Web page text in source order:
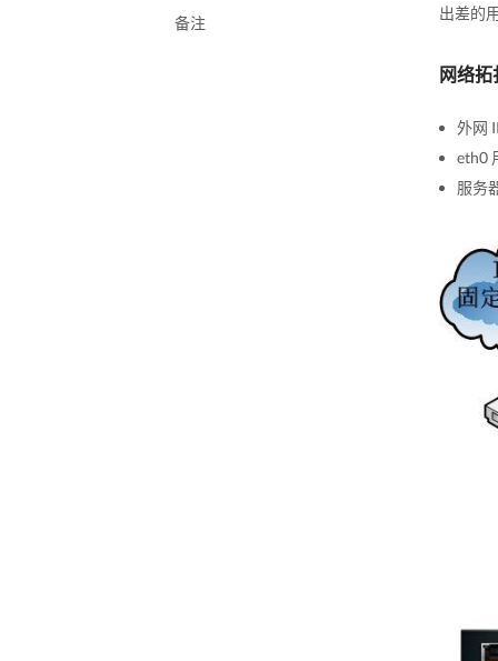
备注
出差的
网络拓
外网
eth0
服务